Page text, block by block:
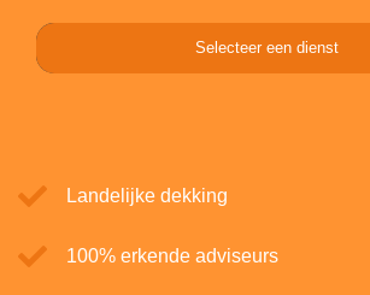
Selecteer een dienst
Landelijke dekking
100% erkende adviseurs